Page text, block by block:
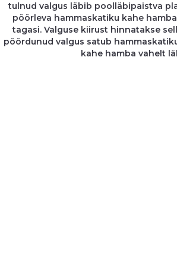
tulnud valgus läbib poolläbipaistva
pöörleva hammaskatiku kahe
tagasi. Valguse kiirust hinnatakse
pöördunud valgus satub
kahe hamba vahelt